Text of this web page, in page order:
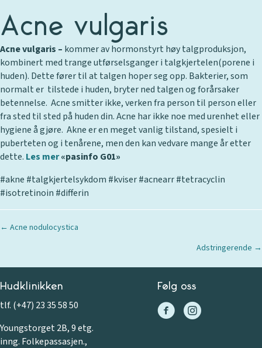
Acne vulgaris
Acne vulgaris – kommer av hormonstyrt høy talgproduksjon,
kombinert med trange utførselsganger i talgkjertelen(porene i
huden). Dette fører til at talgen hoper seg opp. Bakterier, som
normalt er tilstede i huden, bryter ned talgen og forårsaker
betennelse. Acne smitter ikke, verken fra person til person eller
fra sted til sted på huden din. Acne har ikke noe med urenhet eller
hygiene å gjøre. Akne er en meget vanlig tilstand, spesielt i
puberteten og i tenårene, men den kan vedvare mange år etter
dette. Les mer«pasinfo G01»
#akne #talgkjertelsykdom #kviser #acnearr #tetracyclin
#isotretinoin #differin
Posts
← Acne nodulocystica
Adstringerende →
Hudklinikken
tlf. (+47) 23 35 58 50
Youngstorget 2B, 9 etg.
inng. Folkepassasjen.,
Følg oss